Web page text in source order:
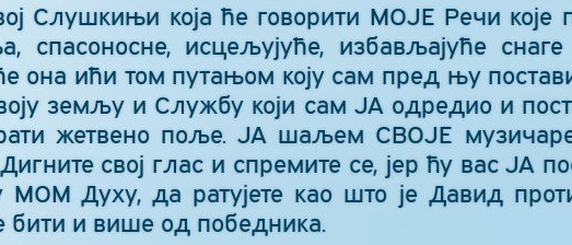
Слушкињи која ће говорити МОЈЕ Речи које
спасоносне, исцељујуће, избављајуће
ићи том путањом коју сам пред њу
земљу и Службу који сам ЈА одредио и
жетвено поље. ЈА шаљем СВОЈЕ
свој глас и спремите се, јер ћу вас ЈА
Духу, да ратујете као што је Давид
бити и више од победника.